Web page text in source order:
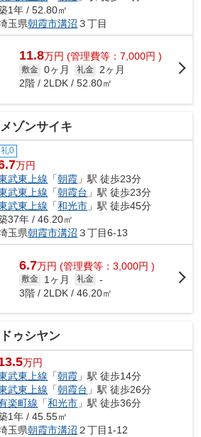
1年 / 52.80㎡
玉県朝霞市溝沼 ３丁目
11.8万円 (管理費等：7,000円 )
敷金 0ヶ月 礼金
2ヶ月
2階 / 2LDK / 52.80㎡
ゾンサイキ
礼0
万円
武東上線 「朝霞 」駅 徒歩23分
武東上線 「朝霞台 」駅 徒歩23分
武東上線 「和光市 」駅 徒歩45分
37年 / 46.20㎡
玉県朝霞市溝沼 ３丁目6-13
6.7万円 (管理費等：3,000円 )
敷金 1ヶ月 礼金 -
3階 / 2LDK / 46.20㎡
ゥシヤン
万円
武東上線 「朝霞 」駅 徒歩14分
武東上線 「朝霞台 」駅 徒歩26分
楽町線 「和光市 」駅 徒歩36分
1年 / 45.55㎡
玉県朝霞市溝沼 ２丁目1-12